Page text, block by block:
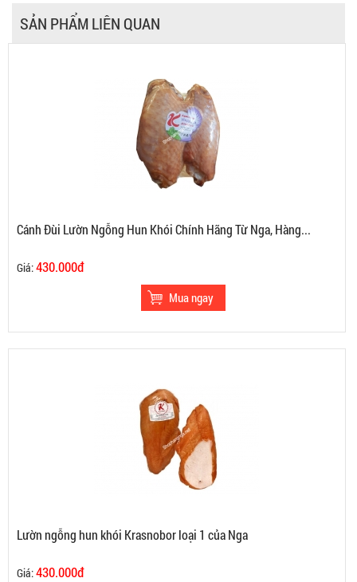
SẢN PHẨM LIÊN QUAN
Cánh Đùi Lườn Ngỗng Hun Khói Chính Hãng Từ Nga, Hàng...
Giá:430.000đ
Lườn ngỗng hun khói Krasnobor loại 1 của Nga
Giá:430.000đ